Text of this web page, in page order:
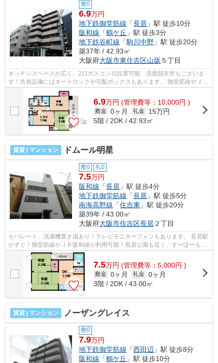
敷0
6.9万円
地下鉄御堂筋線 「長居 」駅 徒歩10分
阪和線 「鶴ケ丘 」駅 徒歩3分
地下鉄谷町線 「駒川中野 」駅 徒歩20分
築37年 / 42.93㎡
大阪府大阪市東住吉区山坂 ５丁目
キッチンスペースが広く、2口ガスコンロ設置可能、洗面脱衣所もございま
す！共有設備にはオートロックや宅配ボックスもあります。 御堂筋線やＪＲ
阪和線が徒歩圏内で利用可能！スーパ...
6.9万円 (管理費等：10,000円 )
敷金 0ヶ月 礼金
15万円
5階 / 2DK / 42.93㎡
賃貸 | マンション ドムール明星
敷0 礼0
7.5万円
阪和線 「長居 」駅 徒歩4分
地下鉄御堂筋線 「長居 」駅 徒歩5分
南海高野線 「住吉東 」駅 徒歩20分
築39年 / 43.00㎡
大阪府大阪市住吉区長居２丁目
セパレート、洗濯機置き場あり！テレビモニターフォンもあります。 長居駅
がすぐ！御堂筋線やＪＲ阪和線が利用可能！長居公園も近く、すーぽーも近
くにあります。 ■□■□■□■□■□■□■□■□■...
7.5万円 (管理費等：5,000円 )
敷金 0ヶ月 礼金 0ヶ月
3階 / 2DK / 43.00㎡
賃貸 | マンション ノーザングレイス
敷0
7.9万円
地下鉄御堂筋線 「西田辺 」駅 徒歩8分
阪和線 「鶴ケ丘 」駅 徒歩10分